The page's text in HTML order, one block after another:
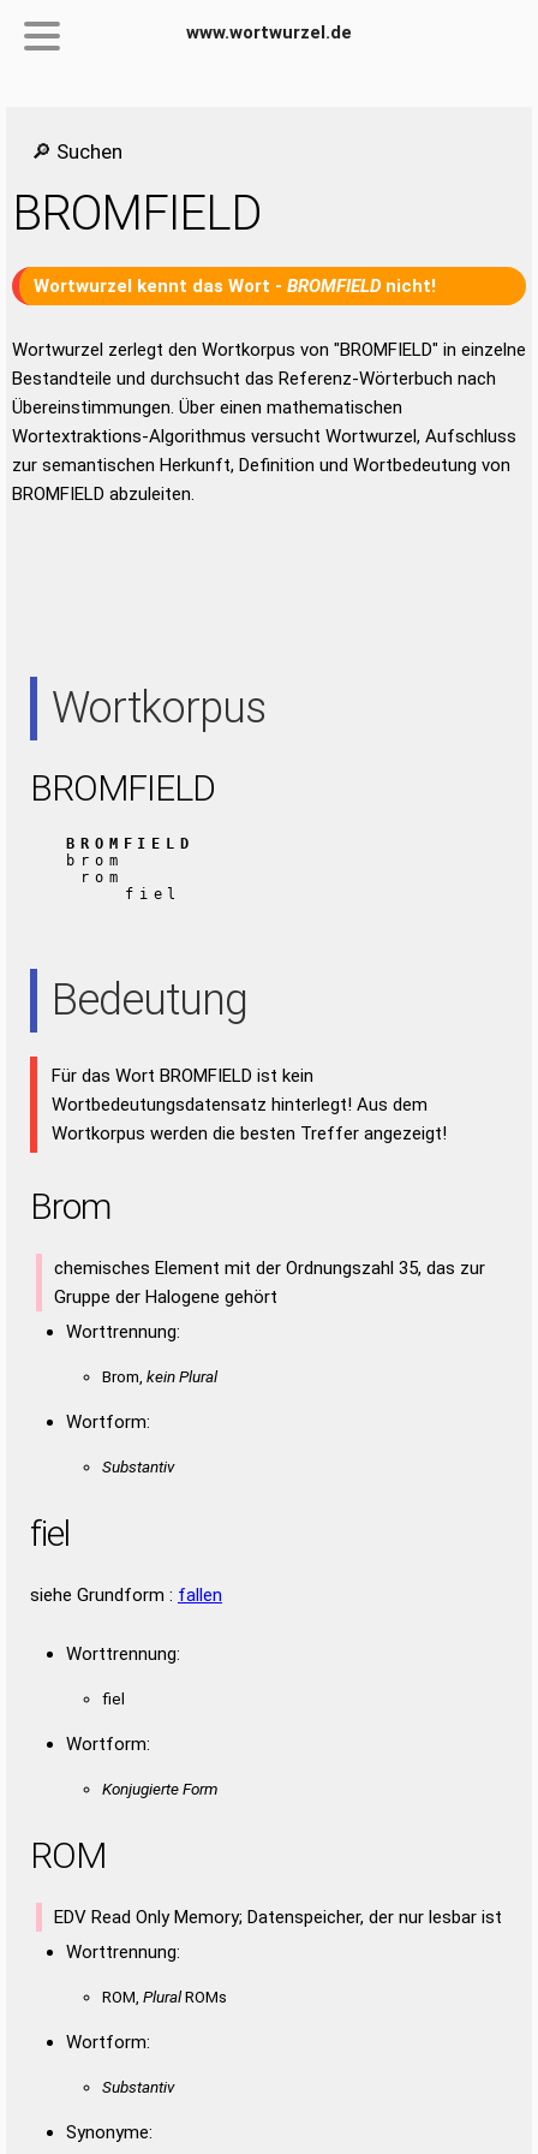
www.wortwurzel.de
🔎 Suchen
BROMFIELD
Wortwurzel kennt das Wort - BROMFIELD nicht!
Wortwurzel zerlegt den Wortkorpus von "BROMFIELD" in einzelne
Bestandteile und durchsucht das Referenz-Wörterbuch nach
Übereinstimmungen. Über einen mathematischen
Wortextraktions-Algorithmus versucht Wortwurzel, Aufschluss
zur semantischen Herkunft, Definition und Wortbedeutung von
BROMFIELD abzuleiten.
Wortkorpus
BROMFIELD
BROMFIELD
brom
rom
fiel
Bedeutung
Für das Wort BROMFIELD ist kein
Wortbedeutungsdatensatz hinterlegt! Aus dem
Wortkorpus werden die besten Treffer angezeigt!
Brom
chemisches Element mit der Ordnungszahl 35, das zur
Gruppe der Halogene gehört
Worttrennung:
Brom, kein Plural
Wortform:
Substantiv
fiel
siehe Grundform : fallen
Worttrennung:
fiel
Wortform:
Konjugierte Form
ROM
EDV Read Only Memory; Datenspeicher, der nur lesbar ist
Worttrennung:
ROM, PluralROMs
Wortform:
Substantiv
Synonyme: